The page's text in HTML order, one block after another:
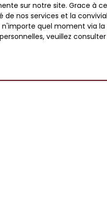
sur notre site. Grace à
nos services et la
quel moment via la
veuillez consulter